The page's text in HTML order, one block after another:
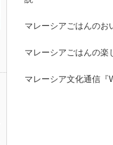
マレーシアごはんのお
マレーシアごはんの楽
マレーシア文化通信『